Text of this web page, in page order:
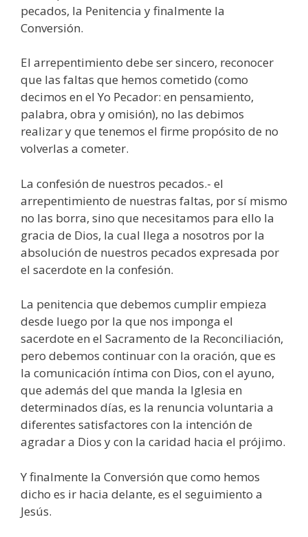
pecados, la Penitencia y finalmente la
Conversión.
El arrepentimiento debe ser sincero, reconocer
que las faltas que hemos cometido (como
decimos en el Yo Pecador: en pensamiento,
palabra, obra y omisión), no las debimos
realizar y que tenemos el firme propósito de no
volverlas a cometer.
La confesión de nuestros pecados.- el
arrepentimiento de nuestras faltas, por sí mismo
no las borra, sino que necesitamos para ello la
gracia de Dios, la cual llega a nosotros por la
absolución de nuestros pecados expresada por
el sacerdote en la confesión.
La penitencia que debemos cumplir empieza
desde luego por la que nos imponga el
sacerdote en el Sacramento de la Reconciliación,
pero debemos continuar con la oración, que es
la comunicación íntima con Dios, con el ayuno,
que además del que manda la Iglesia en
determinados días, es la renuncia voluntaria a
diferentes satisfactores con la intención de
agradar a Dios y con la caridad hacia el prójimo.
Y finalmente la Conversión que como hemos
dicho es ir hacia delante, es el seguimiento a
Jesús.